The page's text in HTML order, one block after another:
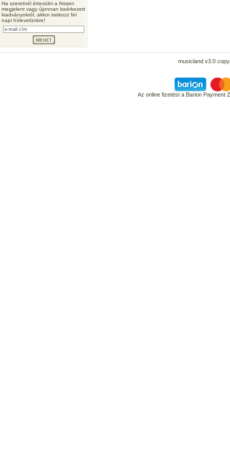
Ha szeretnél értesülni a frissen
megjelent vagy újonnan beérkezett
kiadványokról, akkor iratkozz fel
napi hírlevelünkre!
musicland v3.0
Az online fizetést a Barion Payment